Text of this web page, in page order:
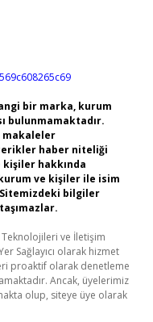
bir marka, kurum
bulunmamaktadır.
makaleler
haber niteliği
hakkında
ve kişiler ile isim
bilgiler
Teknolojileri ve İletişim
Sağlayıcı olarak hizmet
proaktif olarak denetleme
Ancak, üyelerimiz
olup, siteye üye olarak